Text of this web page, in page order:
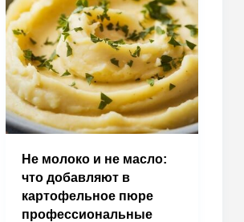
Не молоко и не масло:
что добавляют в
картофельное пюре
профессиональные